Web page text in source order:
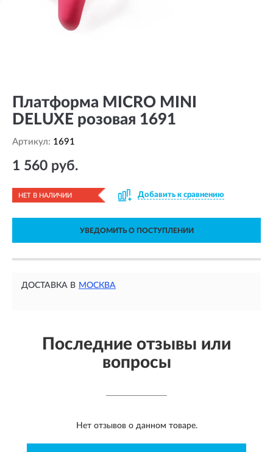
Платформа MICRO MINI
DELUXE розовая 1691
Артикул: 1691
1 560 руб.
НЕТ В НАЛИЧИИ Добавить к сравнению
УВЕДОМИТЬ О ПОСТУПЛЕНИИ
ДОСТАВКА В МОСКВА
Последние отзывы или
вопросы
Нет отзывов о данном товаре.